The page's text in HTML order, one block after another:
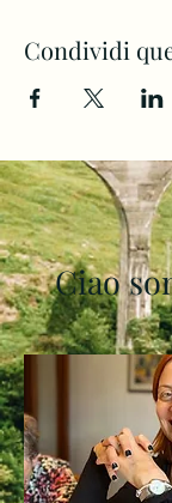
Condividi
Ciao